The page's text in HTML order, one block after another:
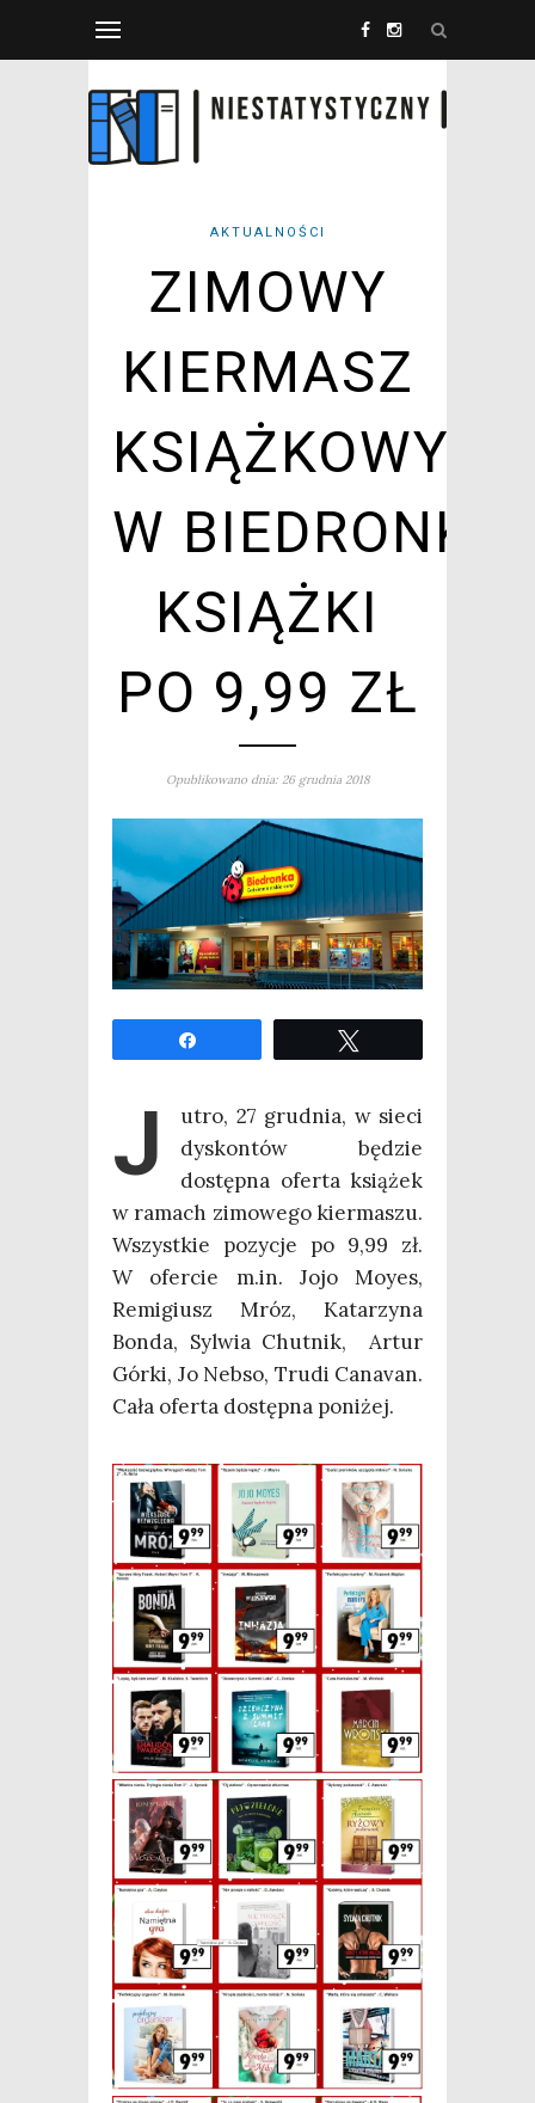
AKTUALNOŚCI
ZIMOWY
KIERMASZ
KSIĄŻKOWY
W
KSIĄŻKI
PO 9,99 ZŁ
Opublikowano dnia: 26 grudnia 2018
J
utro, 27 grud­nia, w sie­ci
dys­kon­tów będzie
dostęp­na ofer­ta ksią­żek
w ramach zimo­we­go kier­ma­szu.
Wszyst­kie pozy­cje po 9,99 zł.
W ofer­cie m.in. Jojo Moy­es,
Remi­giusz Mróz, Kata­rzy­na
Bon­da, Syl­wia Chut­nik, Artur
Gór­ki, Jo Neb­so, Tru­di Cana­van.
Cała ofer­ta dostęp­na poniżej.